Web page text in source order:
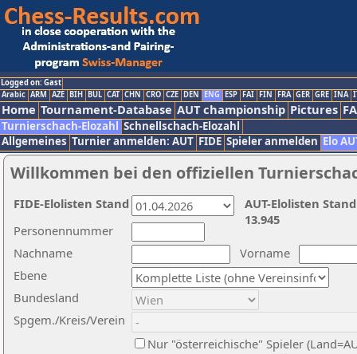
Logged on: Gast
Arabic ARM AZE BIH BUL CAT CHN CRO CZE DEN ENG ESP FAI FIN FRA GER GRE INA
Home Tournament-Database AUT championship Pictures
Turnierschach-Elozahl Schnellschach-Elozahl
Allgemeines Turnier anmelden: AUT FIDE Spieler anmelden Elo
Willkommen bei den offiziellen
Nachname
Vorname
Ebene
Personennummer
Bundesland
Spgem./Kreis/Verein
Nur "österreichische" Spieler
AUT-Elolisten
13.945
FIDE-Elolisten Stand